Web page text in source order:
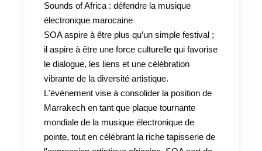
Sounds of Africa : défendre la musique
électronique marocaine
SOA aspire à être plus qu’un simple festival ;
il aspire à être une force culturelle qui favorise
le dialogue, les liens et une célébration
vibrante de la diversité artistique.
L'événement vise à consolider la position de
Marrakech en tant que plaque tournante
mondiale de la musique électronique de
pointe, tout en célébrant la riche tapisserie de